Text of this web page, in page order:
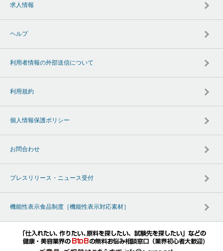
求人情報
ヘルプ
利用者情報の外部送信について
利用規約
個人情報保護ポリシー
お問合わせ
プレスリリース・ニュース受付
機能性表示食品制度［機能性表示対応素材］